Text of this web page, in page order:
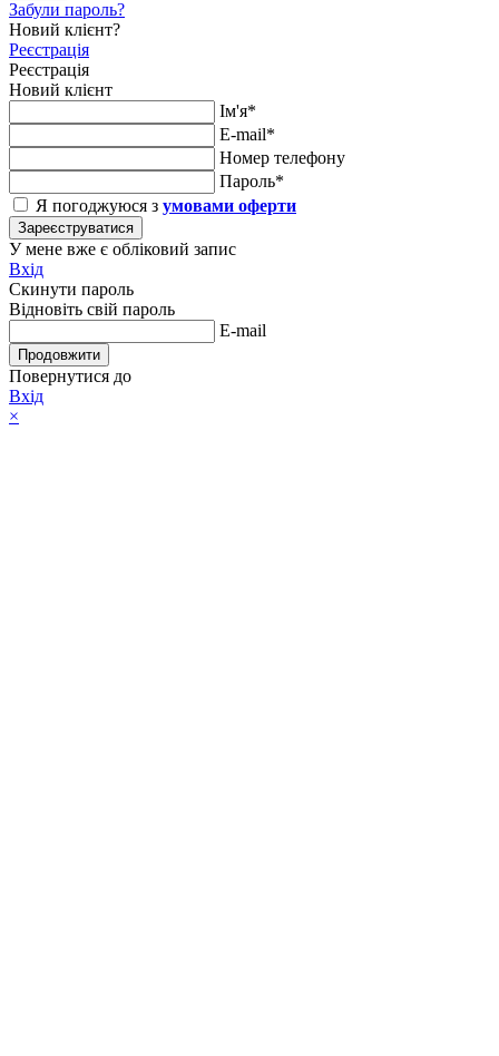
Забули пароль?
Новий клієнт?
Реєстрація
Реєстрація
Новий клієнт
Ім'я*
E-mail*
Номер телефону
Пароль*
Я погоджуюся з умовами оферти
Зареєструватися
У мене вже є обліковий запис
Вхід
Скинути пароль
Відновіть свій пароль
E-mail
Продовжити
Повернутися до
Вхід
×